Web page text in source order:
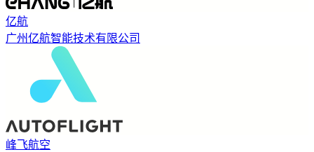
亿航
广州亿航智能技术有限公司
峰飞航空